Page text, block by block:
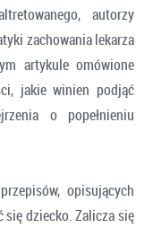
autorzy
zachowania lekarza
artykule omówione
jakie winien podjąć
o popełnieniu
opisujących
dziecko. Zalicza się